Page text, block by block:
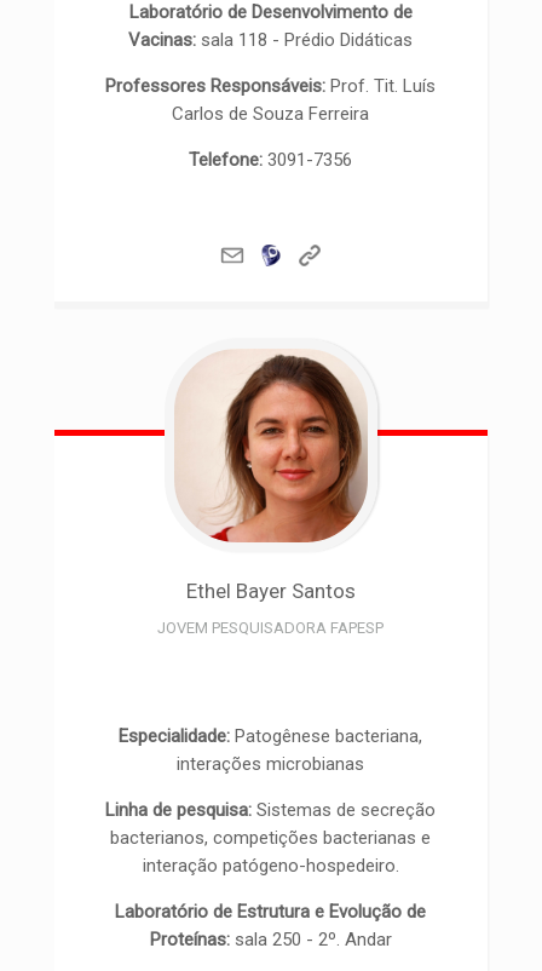
Laboratório de Desenvolvimento de
Vacinas: sala 118 - Prédio Didáticas
Professores Responsáveis:Prof. Tit. Luís
Carlos de Souza Ferreira
Telefone:3091-7356
Ethel Bayer Santos
JOVEM PESQUISADORA FAPESP
Especialidade:Patogênese bacteriana,
interações microbianas
Linha de pesquisa:Sistemas de secreção
bacterianos, competições bacterianas e
interação patógeno-hospedeiro.
Laboratório de Estrutura e Evolução de
Proteínas:sala 250 - 2º. Andar